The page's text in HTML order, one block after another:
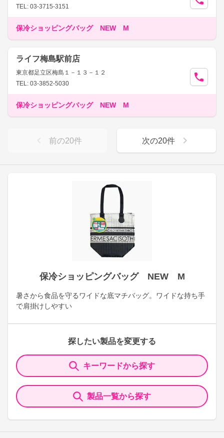
保冷ショッピングバッグ NEW M
暑さから食品を守るワイドな底マチバッグ。ワイドな持ち手
で肩掛けしやすい
探したい製品を変更する
キーワードから探す
製品一覧から探す
TEL: 03-3715-3151
保冷ショッピングバッグ NEW M
ライフ梅島駅前店
東京都足立区梅島１－１３－１２
TEL: 03-3852-5030
保冷ショッピングバッグ NEW M
前の20件 次の20件